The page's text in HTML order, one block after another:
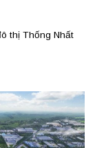
thị Thống Nhất